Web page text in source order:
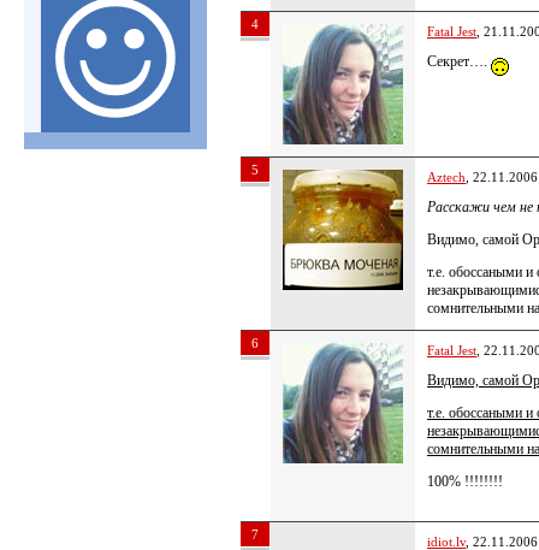
4 Fatal Jest ,
Секрет….
5 Aztech ,
Расскажи чем не
Видимо, самой
т.е. обоссаными и
сомнительными
6 Fatal Jest ,
Видимо, самой
т.е. обоссаными и
сомнительными
100% !!!!!!!!
7 idiot.lv,